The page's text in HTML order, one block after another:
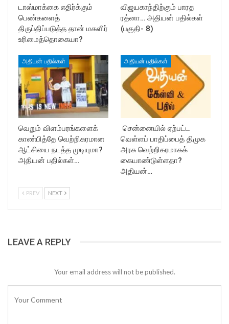
டாஸ்மாக்கை எதிர்க்கும்
பெண்களைத்
திருப்திப்படுத்த தான் மகளிர்
உரிமைத்தொகையா?
விஜயகாந்திற்கும் பாரத
ரத்னா… அதியன் பதில்கள்
(பகுதி- 8)
அதியன் பதில்கள்
வெறும் விளம்பரங்களைக்
காண்பித்தே வெற்றிகரமான
ஆட்சியை நடத்த முடியுமா?
அதியன் பதில்கள்…
அதியன் பதில்கள்
சென்னையில் ஏற்பட்ட
வெள்ளப் பாதிப்பைத் திமுக
அரசு வெற்றிகரமாகக்
கையாண்டுள்ளதா?
அதியன்…
PREV NEXT
LEAVE A REPLY
Your email address will not be published.